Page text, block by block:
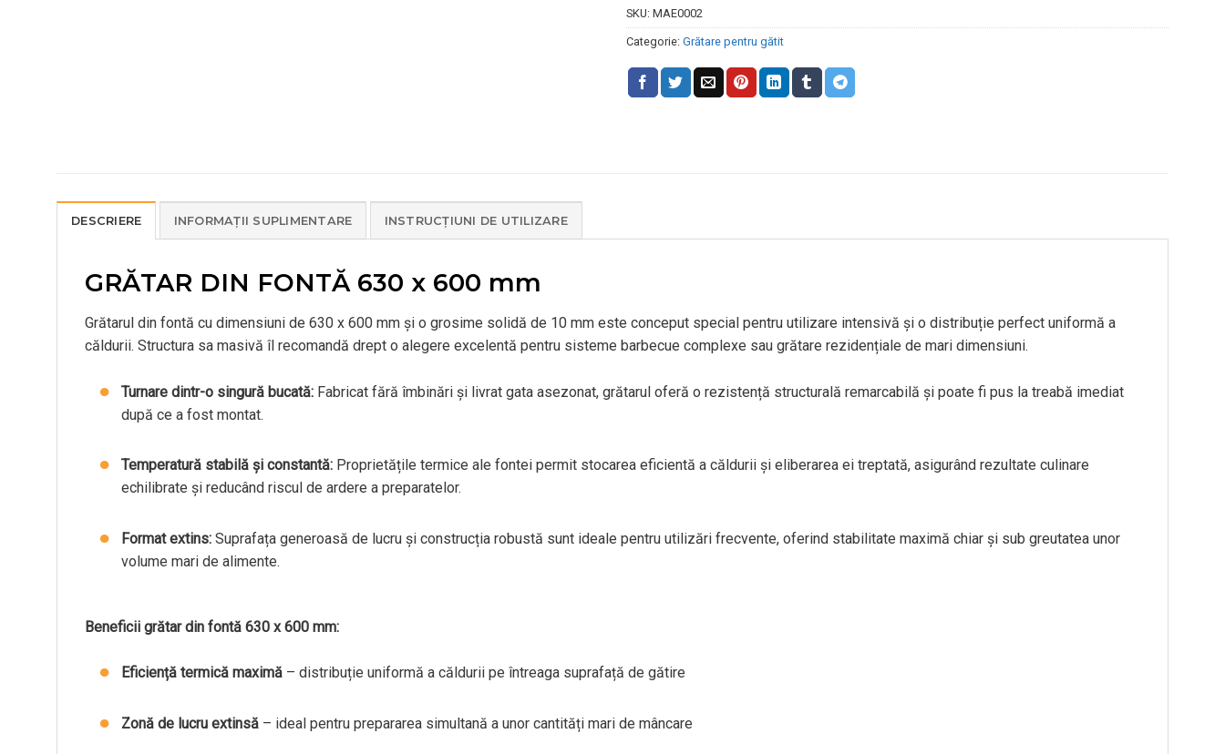
SKU: MAE0002
Categorie: Grătare pentru gătit
DESCRIERE INFORMAȚII SUPLIMENTARE INSTRUCȚIUNI DE UTILIZARE
GRĂTAR DIN FONTĂ 630 x 600 mm
Grătarul din fontă cu dimensiuni de 630 x 600 mm și o grosime solidă de 10 mm este conceput special pentru utilizare intensivă și o distribuție perfect uniformă a
căldurii. Structura sa masivă îl recomandă drept o alegere excelentă pentru sisteme barbecue complexe sau grătare rezidențiale de mari dimensiuni.
Turnare dintr-o singură bucată: Fabricat fără îmbinări și livrat gata asezonat, grătarul oferă o rezistență structurală remarcabilă și poate fi pus la treabă imediat
după ce a fost montat.
Temperatură stabilă și constantă: Proprietățile termice ale fontei permit stocarea eficientă a căldurii și eliberarea ei treptată, asigurând rezultate culinare
echilibrate și reducând riscul de ardere a preparatelor.
Format extins: Suprafața generoasă de lucru și construcția robustă sunt ideale pentru utilizări frecvente, oferind stabilitate maximă chiar și sub greutatea unor
volume mari de alimente.
Beneficii grătar din fontă 630 x 600 mm:
Eficiență termică maximă – distribuție uniformă a căldurii pe întreaga suprafață de gătire
Zonă de lucru extinsă – ideal pentru prepararea simultană a unor cantități mari de mâncare